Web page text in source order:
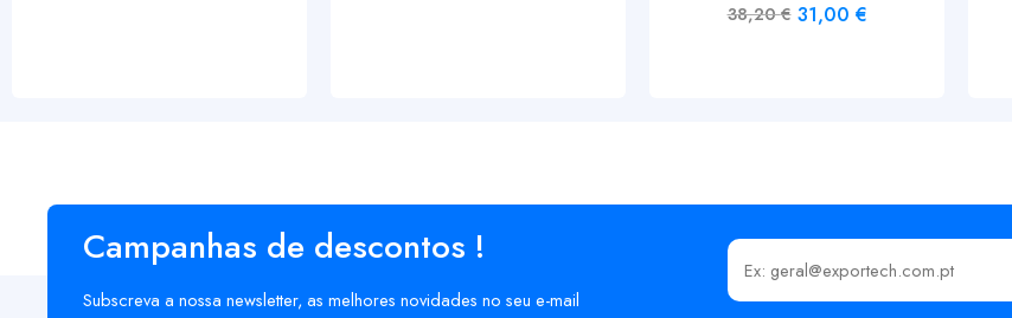
38,20€ 31,00 €
Campanhas de descontos !
Subscreva a nossa newsletter, as melhores novidades no seu e-mail
Insira o seu email